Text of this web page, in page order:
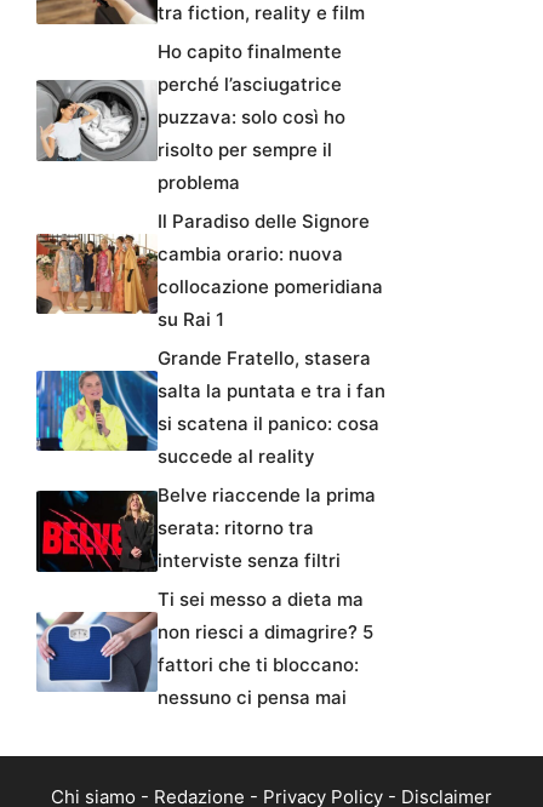
tra fiction, reality e film
Ho capito finalmente
perché l’asciugatrice
puzzava: solo così ho
risolto per sempre il
problema
Il Paradiso delle Signore
cambia orario: nuova
collocazione pomeridiana
su Rai 1
Grande Fratello, stasera
salta la puntata e tra i fan
si scatena il panico: cosa
succede al reality
Belve riaccende la prima
serata: ritorno tra
interviste senza filtri
Ti sei messo a dieta ma
non riesci a dimagrire? 5
fattori che ti bloccano:
nessuno ci pensa mai
Chi siamo - Redazione - Privacy Policy - Disclaimer